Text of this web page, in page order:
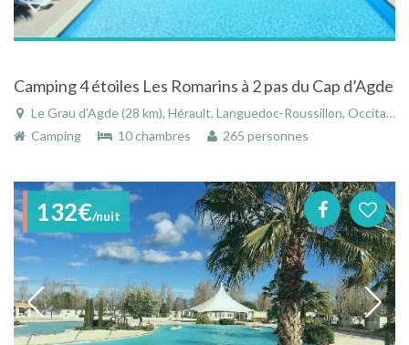
Camping 4 étoiles Les Romarins à 2 pas du Cap d’Agde
Le Grau d'Agde (28 km), Hérault, Languedoc-Roussillon, Occitanie, France
Camping
10 chambres 265 personnes
132€/nuit